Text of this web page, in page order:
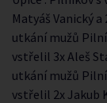
Matyáš Vanický
utkání mužů
vstřelil 3x Aleš
utkání mužů
vstřelil 2x Jakub